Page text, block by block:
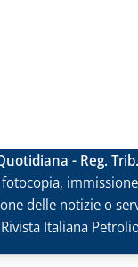
- Reg.
delle notizie o
Rivista Italiana